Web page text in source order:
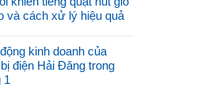
và cách xử lý hiệu quả
kinh doanh của
điện Hải Đăng trong
1